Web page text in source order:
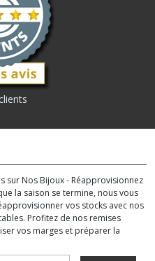
sur Nos Bijoux - Réapprovisionnez
la saison se termine, nous vous
vos stocks avec nos
Profitez de nos remises
vos marges et préparer la